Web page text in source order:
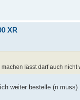
XR
lässt darf auch nicht
weiter bestelle (n muss)